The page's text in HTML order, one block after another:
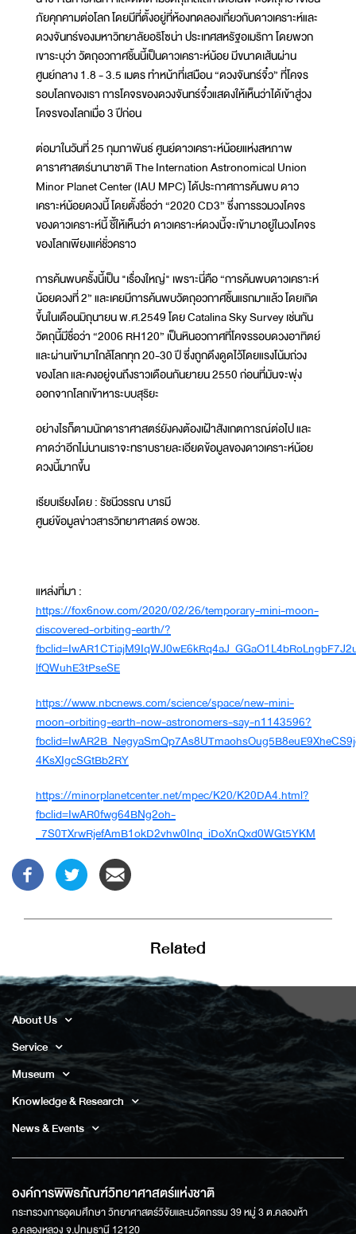
ภัยคุกคามต่อโลก โดยมีที่ตั้งอยู่ที่ห้องทดลองเกี่ยวกับดาวเคราะห์และ
ดวงจันทร์ของมหาวิทยาลัยอริโซน่า ประเทศสหรัฐอเมริกา โดยพวก
เขาระบุว่า วัตถุอวกาศชิ้นนี้เป็นดาวเคราะห์น้อย มีขนาดเส้นผ่าน
ศูนย์กลาง 1.8 - 3.5 เมตร ทำหน้าที่เสมือน “ดวงจันทร์จิ๋ว” ที่โคจร
รอบโลกของเรา การโคจรของดวงจันทร์จิ๋วแสดงให้เห็นว่าได้เข้าสู่วง
โคจรของโลกเมื่อ 3 ปีก่อน
ต่อมาในวันที่ 25 กุมภาพันธ์ ศูนย์ดาวเคราะห์น้อยแห่งสหภาพ
ดาราศาสตร์นานาชาติ The Internation Astronomical Union
Minor Planet Center (IAU MPC) ได้ประกาศการค้นพบ ดาว
เคราะห์น้อยดวงนี้ โดยตั้งชื่อว่า “2020 CD3” ซึ่งการรวมวงโคจร
ของดาวเคราะห์นี้ ชี้ให้เห็นว่า ดาวเคราะห์ดวงนี้จะเข้ามาอยู่ในวงโคจร
ของโลกเพียงแค่ชั่วคราว
การค้นพบครั้งนี้เป็น "เรื่องใหญ่" เพราะนี่คือ “การค้นพบดาวเคราะห์
น้อยดวงที่ 2” และเคยมีการค้นพบวัตถุอวกาศชิ้นแรกมาแล้ว โดยเกิด
ขึ้นในเดือนมิถุนายน พ.ศ.2549 โดย Catalina Sky Survey เช่นกัน
วัตถุนี้มีชื่อว่า “2006 RH120” เป็นหินอวกาศที่โคจรรอบดวงอาทิตย์
และผ่านเข้ามาใกล้โลกทุก 20-30 ปี ซึ่งถูกดึงดูดไว้โดยแรงโน้มถ่วง
ของโลก และคงอยู่จนถึงราวเดือนกันยายน 2550 ก่อนที่มันจะพุ่ง
ออกจากโลกเข้าหาระบบสุริยะ
อย่างไรก็ตามนักดาราศาสตร์ยังคงต้องเฝ้าสังเกตการณ์ต่อไป และ
คาดว่าอีกไม่นานเราจะทราบรายละเอียดข้อมูลของดาวเคราะห์น้อย
ดวงนี้มากขึ้น
เรียบเรียงโดย : รัชนีวรรณ บารมี
ศูนย์ข้อมูลข่าวสารวิทยาศาสตร์ อพวช.
แหล่งที่มา :
https://fox6now.com/2020/02/26/temporary-mini-moon-
discovered-orbiting-earth/?
lfQWuhE3tPseSE
https://www.nbcnews.com/science/space/new-mini-
moon-orbiting-earth-now-astronomers-say-n1143596?
4KsXIgcSGtBb2RY
https://minorplanetcenter.net/mpec/K20/K20DA4.html?
fbclid=IwAR0fwg64BNg2oh-
_7S0TXrwRjefAmB1okD2vhw0Inq_iDoXnQxd0WGt5YKM
Related
About Us
Service
Museum
Knowledge & Research
News & Events
องค์การพิพิธภัณฑ์วิทยาศาสตร์แห่งชาติ
กระทรวงการอุดมศึกษา วิทยาศาสตร์วิจัยและนวัตกรรม 39 หมู่ 3 ต.คลองห้า
อ.คลองหลวง จ.ปทุมธานี 12120